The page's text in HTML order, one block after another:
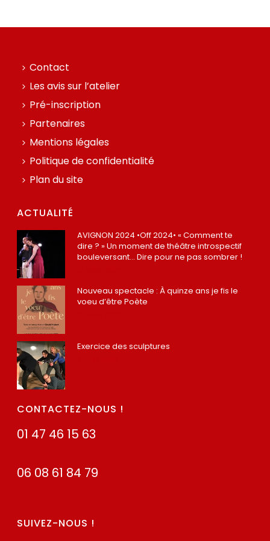
Contact
Les avis sur l’atelier
Pré-inscription
Partenaires
Mentions légales
Politique de confidentialité
Plan du site
ACTUALITÉ
AVIGNON 2024 •Off 2024• « Comment te
dire ? » Un moment de théâtre introspectif
bouleversant… Dire pour ne pas sombrer !
Nouveau spectacle : À quinze ans je fis le
voeu d’être Poète
Exercice des sculptures
CONTACTEZ-NOUS !
01 47 46 15 63
06 08 61 84 79
SUIVEZ-NOUS !